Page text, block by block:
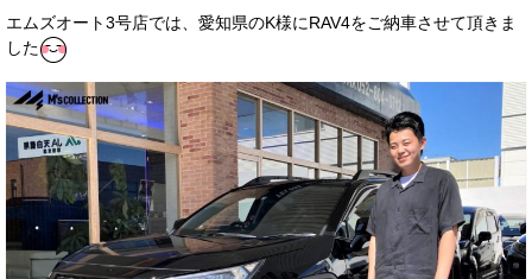
買取のご案内
店舗情報
店舗情報
会社概要
トップメッセージ
スタッフ紹介
エムズオート3号店では、愛知県のK様にRAV4をご納車させて頂きま
した